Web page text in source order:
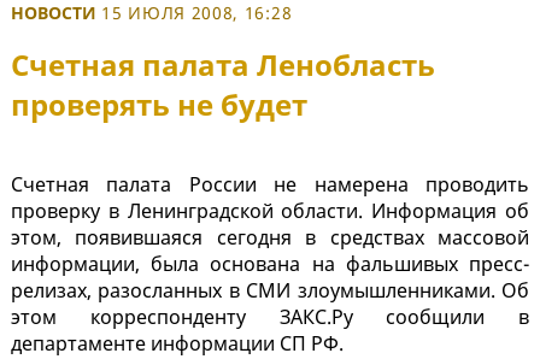
НОВОСТИ 15 ИЮЛЯ 2008, 16:28
Счетная палата Ленобласть
проверять не будет
Счетная палата России не намерена проводить
проверку в Ленинградской области. Информация об
этом, появившаяся сегодня в средствах массовой
информации, была основана на фальшивых пресс-
релизах, разосланных в СМИ злоумышленниками. Об
этом корреспонденту ЗАКС.Ру сообщили в
департаменте информации СП РФ.